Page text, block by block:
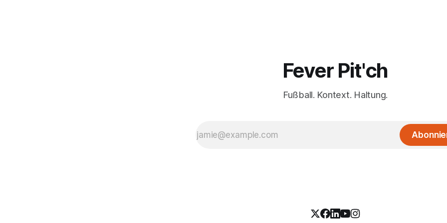
Fever Pit'ch
Fußball. Kontext. Haltung.